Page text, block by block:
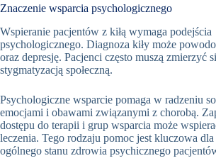
Znaczenie wsparcia psychologicznego
Wspieranie pacjentów z kiłą wymaga podejścia
psychologicznego. Diagnoza kiły może
oraz depresję. Pacjenci często muszą zmierzyć
stygmatyzacją społeczną.
Psychologiczne wsparcie pomaga w radzeniu
emocjami i obawami związanymi z chorobą.
dostępu do terapii i grup wsparcia może
leczenia. Tego rodzaju pomoc jest kluczowa
ogólnego stanu zdrowia psychicznego